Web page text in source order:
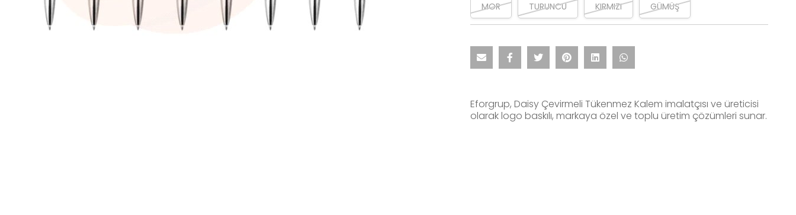
MOR TURUNCU KIRMIZI GÜMÜŞ
Eforgrup, Daisy Çevirmeli Tükenmez Kalem imalatçısı ve üreticisi
olarak logo baskılı, markaya özel ve toplu üretim çözümleri sunar.